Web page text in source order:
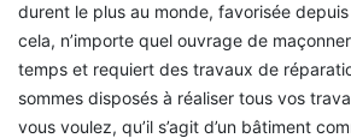
durent le plus au monde, favorisée
cela, n’importe quel ouvrage de
temps et requiert des travaux de
sommes disposés à réaliser tous vos
vous voulez, qu’il s’agit d’un bâtiment